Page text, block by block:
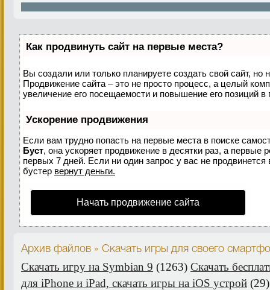
Как продвинуть сайт на первые места?
Вы создали или только планируете создать свой сайт, но
Продвижение сайта – это не просто процесс, а целый
увеличение его посещаемости и повышение его позиций в
Ускорение продвижения
Если вам трудно попасть на первые места в поиске
Буст, она ускоряет продвижение в десятки раз, а первые
первых 7 дней. Если ни один запрос у вас не
бустер вернут деньги.
Начать продвижение сайта
Архив файлов » Скачать игры для своего
Скачать игру на Symbian 9 (1263) Скачать
для iPhone и iPad, скачать игры на iOS устрой